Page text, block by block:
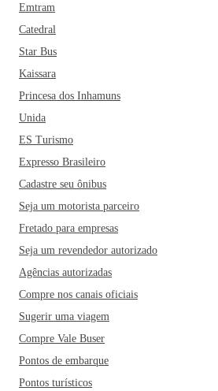
Emtram
Catedral
Star Bus
Kaissara
Princesa dos Inhamuns
Unida
ES Turismo
Expresso Brasileiro
Cadastre seu ônibus
Seja um motorista parceiro
Fretado para empresas
Seja um revendedor autorizado
Agências autorizadas
Compre nos canais oficiais
Sugerir uma viagem
Compre Vale Buser
Pontos de embarque
Pontos turísticos